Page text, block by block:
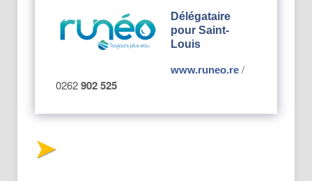
Délégataire
pour Saint-
Louis
www.runeo.re /
0262902 525